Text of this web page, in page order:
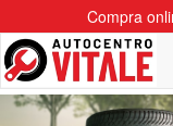
Compra